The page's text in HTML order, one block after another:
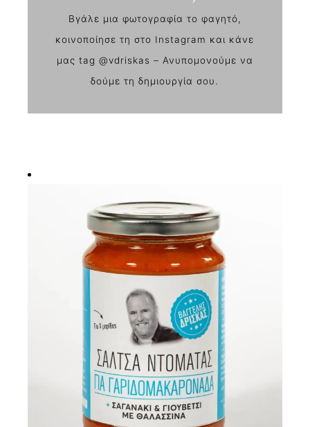
Βγάλε μια φωτογραφία το φαγητό,
κοινοποίησε τη στο Instagram και κάνε
μας tag @vdriskas – Ανυπομονούμε να
δούμε τη δημιουργία σου.